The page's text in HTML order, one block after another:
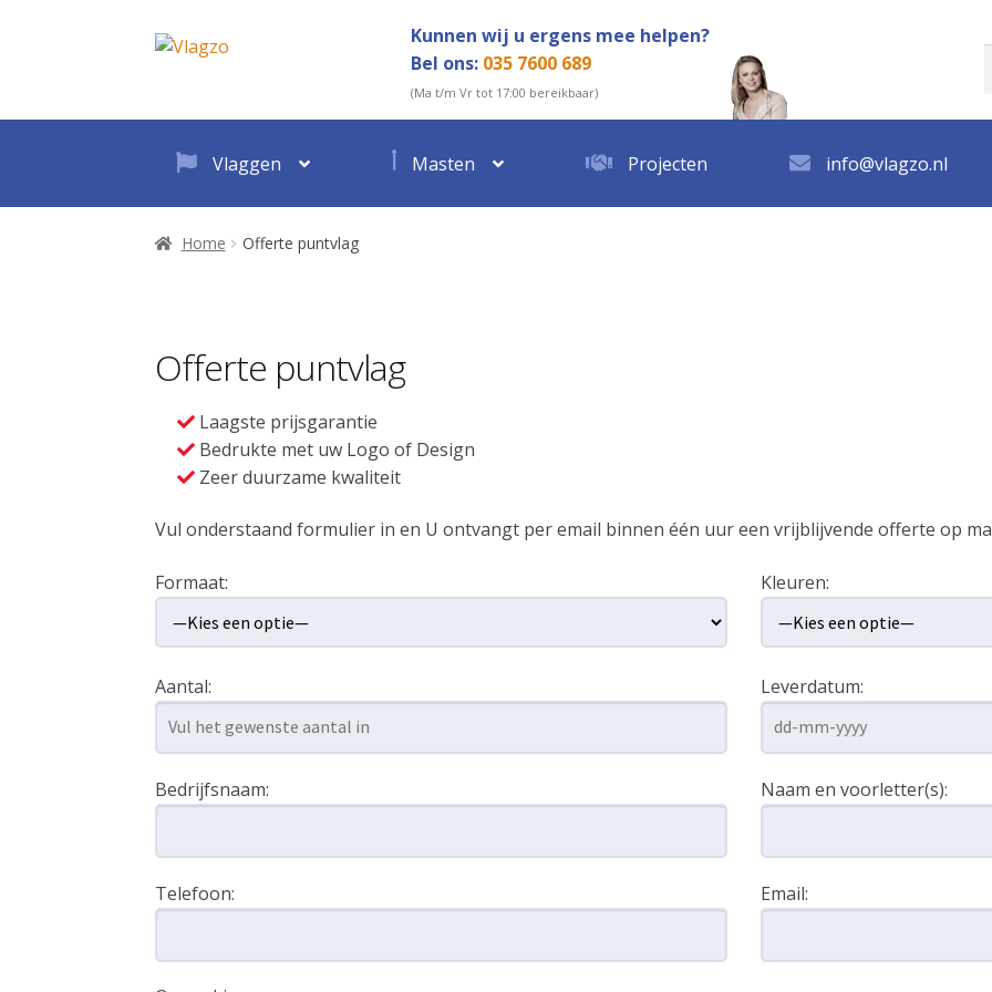
Ga
door
naar
navigatie
Ga
direct
naar
de
Kunnen wij u ergens mee helpen?
Bel ons: 035 7600 689
(Ma t/m Vr tot 17:00 bereikbaar)
Vlaggen Masten Projecten info@vlagzo.nl
Home Offerte puntvlag
Offerte puntvlag
Laagste prijsgarantie
Bedrukte met uw Logo of Design
Zeer duurzame kwaliteit
Vul onderstaand formulier in en U ontvangt per email binnen één uur een vrijblijvende offerte op
Formaat: Kleuren:
Aantal: Leverdatum:
Bedrijfsnaam: Naam en voorletter(s):
Telefoon: Email: